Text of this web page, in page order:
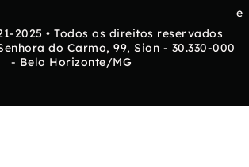
e
2025 • Todos os direitos reservados
do Carmo, 99, Sion - 30.330-000
- Belo Horizonte/MG